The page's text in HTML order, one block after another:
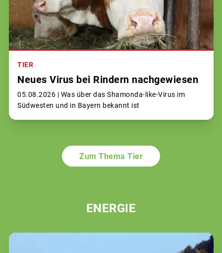
TIER
Neues Virus bei Rindern nachgewiesen
05.08.2026 | Was über das Shamonda-like-Virus im
Südwesten und in Bayern bekannt ist
Zum Thema Tier
ENERGIE